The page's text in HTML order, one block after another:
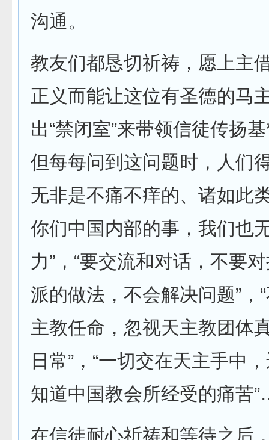
沟通。
教友们都恳切祈祷，愿上主
正义而能让这位有圣德的马
出“禁闭室”来带领信徒传扬
但每每问到这问题时，人们
无非是不痛不痒的、诸如此
你们中国内部的事，我们也
力”，“要交流和对话，不要
派的做法，不会解决问题”，
主教任命，忽视天主教团体
日常”，“一切交在天主手中
知道中国教会所经受的痛苦
在信徒耐心祈祷和等待之后